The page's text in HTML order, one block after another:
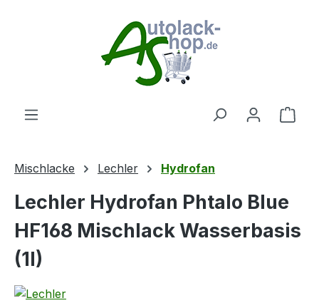
Mischlacke Lechler Hydrofan
Lechler Hydrofan Phtalo Blue
HF168 Mischlack Wasserbasis
(1l)